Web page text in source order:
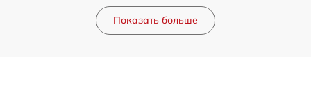
Показать больше